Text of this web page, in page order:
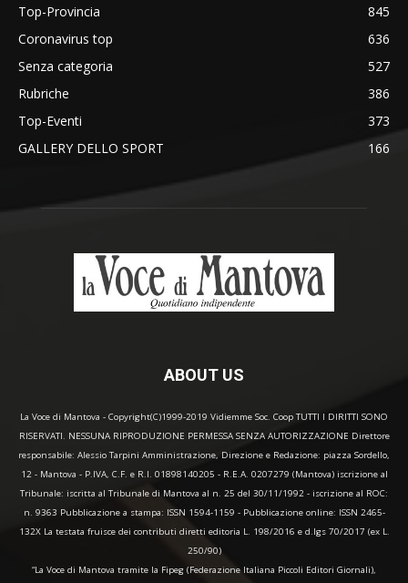
Top-Provincia
845
Coronavirus top
636
Senza categoria
527
Rubriche
386
Top-Eventi
373
GALLERY DELLO SPORT
166
ABOUT US
La Voce di Mantova - Copyright(C)1999-2019 Vidiemme Soc. Coop TUTTI I DIRITTI SONO
RISERVATI. NESSUNA RIPRODUZIONE PERMESSA SENZA AUTORIZZAZIONE Direttore
responsabile: Alessio Tarpini Amministrazione, Direzione e Redazione: piazza Sordello,
12 - Mantova - P.IVA, C.F. e R.I. 01898140205 - R.E.A. 0207279 (Mantova) iscrizione al
Tribunale: iscritta al Tribunale di Mantova al n. 25 del 30/11/1992 - iscrizione al ROC:
n. 9363 Pubblicazione a stampa: ISSN 1594-1159 - Pubblicazione online: ISSN 2465-
132X La testata fruisce dei contributi diretti editoria L. 198/2016 e d.lgs 70/2017 (ex L.
250/90)
“La Voce di Mantova tramite la Fipeg (Federazione Italiana Piccoli Editori Giornali),